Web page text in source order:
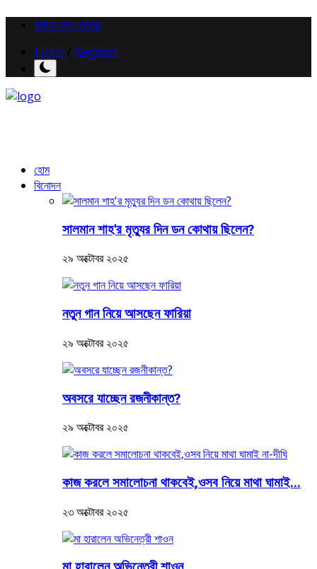
চাঁপাই প্রেস পরিবার
Login
Register
হোম
বিনোদন
সালমান শাহ'র মৃত্যুর দিন ডন কোথায় ছিলেন?
২৯ অক্টোবর ২০২৫
নতুন গান নিয়ে আসছেন ফারিয়া
২৯ অক্টোবর ২০২৫
অবসরে যাচ্ছেন রজনীকান্ত?
২৯ অক্টোবর ২০২৫
কাজ করলে সমালোচনা থাকবেই,ওসব নিয়ে মাথা ঘামাই...
২৩ অক্টোবর ২০২৫